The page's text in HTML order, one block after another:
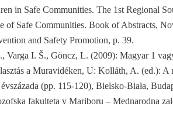
in Safe Communities. The 1st Regional
of Safe Communities. Book of Abstracts,
and Safety Promotion, p. 39.
Varga I. Š., Göncz, L. (2009): Magyar 1
a Muravidéken, U: Kolláth, A. (ed.):
(pp. 115-120), Bielsko-Biała,
fakulteta v Mariboru – Mednarodna